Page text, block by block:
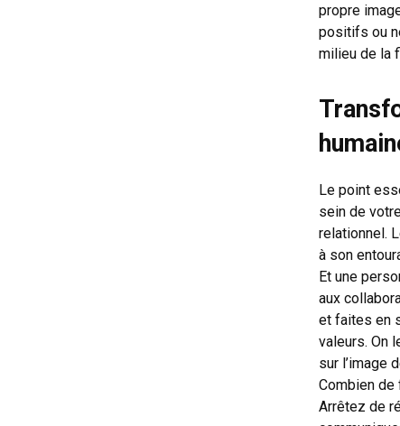
propre
positifs ou
milieu de la
Le point
sein de
relationnel.
à son
Et une
aux
et faites en
valeurs. On
sur l’image
Combien de
Arrêtez de